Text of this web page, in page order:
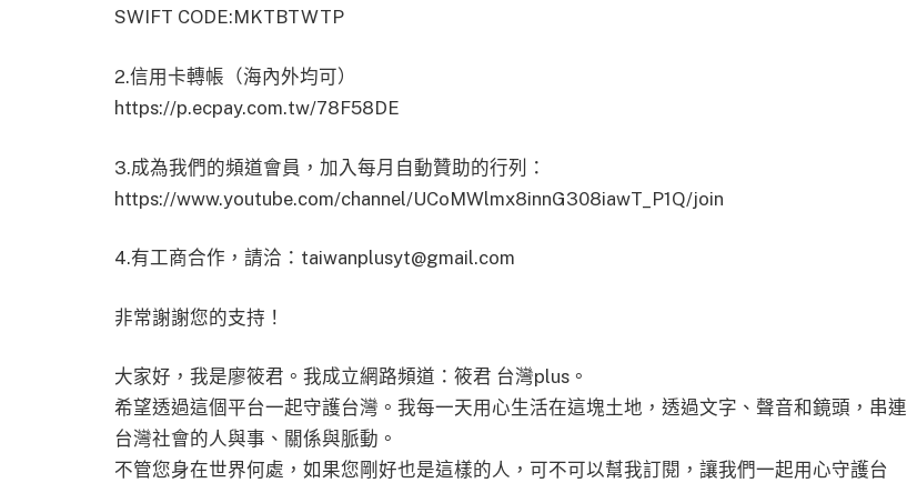
SWIFT CODE:MKTBTWTP
2.信用卡轉帳（海內外均可）
https://p.ecpay.com.tw/78F58DE
3.成為我們的頻道會員，加入每月自動贊助的行列：
https://www.youtube.com/channel/UCoMWlmx8innG308iawT_P1Q/join
4.有工商合作，請洽： taiwanplusyt@gmail.com
非常謝謝您的支持！
大家好，我是廖筱君。我成立網路頻道：筱君 台灣plus。
希望透過這個平台一起守護台灣。我每一天用心生活在這塊土地，透過文字、聲音和鏡頭，串連
台灣社會的人與事、關係與脈動。
不管您身在世界何處，如果您剛好也是這樣的人，可不可以幫我訂閱，讓我們一起用心守護台